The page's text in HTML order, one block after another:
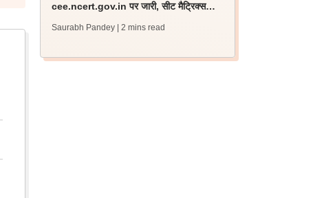
cee.ncert.gov.in पर जारी, सीट मैट्रिक्स
Saurabh Pandey | 2 mins read